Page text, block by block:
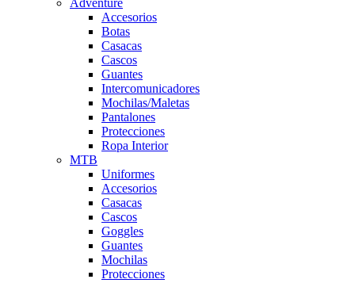
Adventure
Accesorios
Botas
Casacas
Cascos
Guantes
Intercomunicadores
Mochilas/Maletas
Pantalones
Protecciones
Ropa Interior
MTB
Uniformes
Accesorios
Casacas
Cascos
Goggles
Guantes
Mochilas
Protecciones